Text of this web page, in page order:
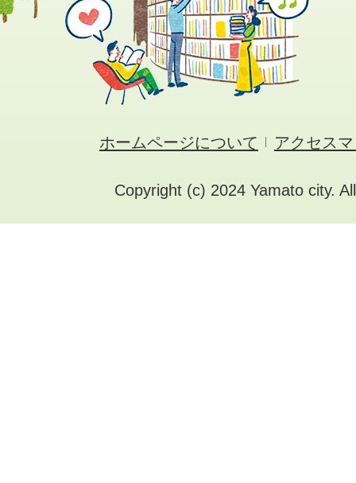
ホームページについて アクセス
Copyright (c) 2024 Yamato city.